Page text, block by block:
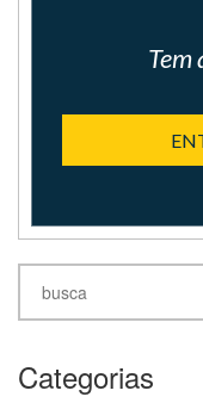
Tem
Categorias